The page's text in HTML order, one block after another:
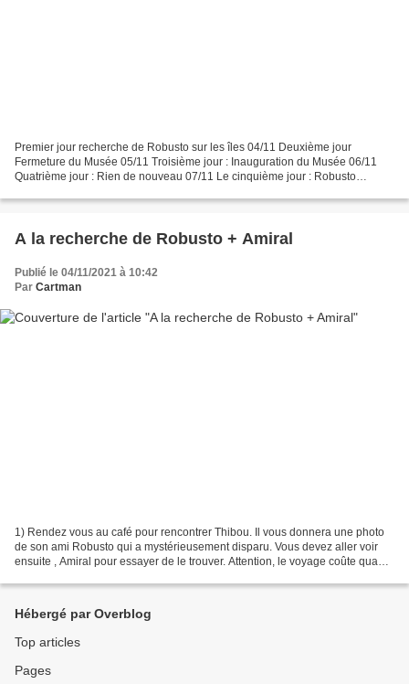
Premier jour recherche de Robusto sur les îles 04/11 Deuxième jour
Fermeture du Musée 05/11 Troisième jour : Inauguration du Musée 06/11
Quatrième jour : Rien de nouveau 07/11 Le cinquième jour : Robusto
A la recherche de Robusto + Amiral
Publié le 04/11/2021 à 10:42
Par Cartman
1) Rendez vous au café pour rencontrer Thibou. Il vous donnera une photo
de son ami Robusto qui a mystérieusement disparu. Vous devez aller voir
ensuite , Amiral pour essayer de le trouver. Attention, le voyage coûte quand
Hébergé par Overblog
Top articles
Pages